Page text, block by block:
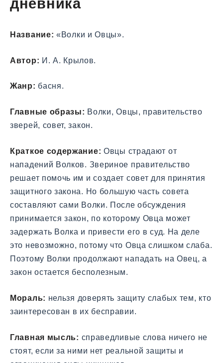
дневника
Название: «Волки и Овцы».
Автор: И. А. Крылов.
Жанр: басня.
Главные образы: Волки, Овцы, правительство
зверей, совет, закон.
Краткое содержание: Овцы страдают от
нападений Волков. Звериное правительство
решает помочь им и создает совет для принятия
защитного закона. Но большую часть совета
составляют сами Волки. После обсуждения
принимается закон, по которому Овца может
задержать Волка и привести его в суд. На деле
это невозможно, потому что Овца слишком слаба.
Поэтому Волки продолжают нападать на Овец, а
закон остается бесполезным.
Мораль: нельзя доверять защиту слабых тем, кто
заинтересован в их бесправии.
Главная мысль: справедливые слова ничего не
стоят, если за ними нет реальной защиты и